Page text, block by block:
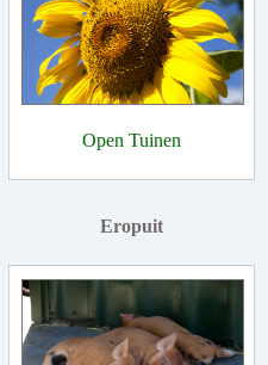
Open Tuinen
Eropuit